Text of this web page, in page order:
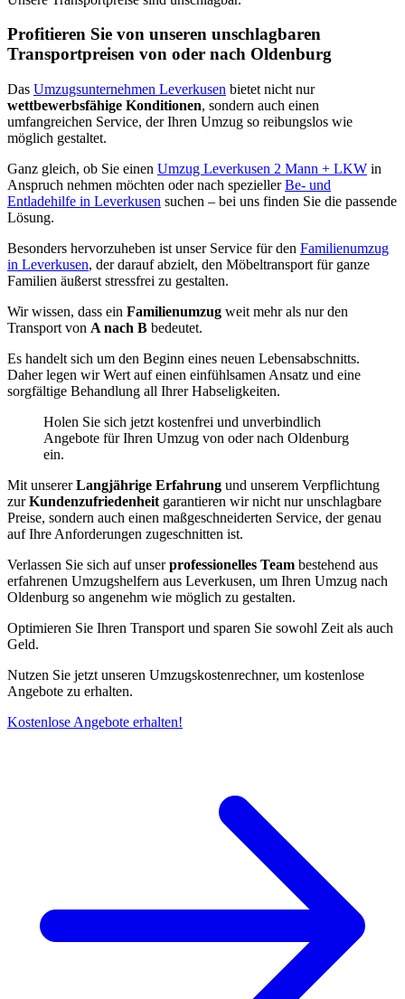
Profitieren Sie von unseren unschlagbaren
Transportpreisen von oder nach Oldenburg
Das Umzugsunternehmen Leverkusen bietet nicht nur
wettbewerbsfähige Konditionen, sondern auch einen
umfangreichen Service, der Ihren Umzug so reibungslos wie
möglich gestaltet.
Ganz gleich, ob Sie einen Umzug Leverkusen 2 Mann + LKW in
Anspruch nehmen möchten oder nach speziellerBe- und
Entladehilfe in Leverkusen suchen – bei uns finden Sie die passende
Lösung.
Besonders hervorzuheben ist unser Service für den Familienumzug
in Leverkusen, der darauf abzielt, den Möbeltransport für ganze
Familien äußerst stressfrei zu gestalten.
Wir wissen, dass ein Familienumzug weit mehr als nur den
Transport von A nach B bedeutet.
Es handelt sich um den Beginn eines neuen Lebensabschnitts.
Daher legen wir Wert auf einen einfühlsamen Ansatz und eine
sorgfältige Behandlung all Ihrer Habseligkeiten.
Holen Sie sich jetzt kostenfrei und unverbindlich
Angebote für Ihren Umzug von oder nach Oldenburg
ein.
Mit unsererLangjährige Erfahrung und unserem Verpflichtung
zurKundenzufriedenheit garantieren wir nicht nur unschlagbare
Preise, sondern auch einen maßgeschneiderten Service, der genau
auf Ihre Anforderungen zugeschnitten ist.
Verlassen Sie sich auf unserprofessionelles Team bestehend aus
erfahrenen Umzugshelfern aus Leverkusen, um Ihren Umzug nach
Oldenburg so angenehm wie möglich zu gestalten.
Optimieren Sie Ihren Transport und sparen Sie sowohl Zeit als auch
Geld.
Nutzen Sie jetzt unseren Umzugskostenrechner, um kostenlose
Angebote zu erhalten.
Kostenlose Angebote erhalten!